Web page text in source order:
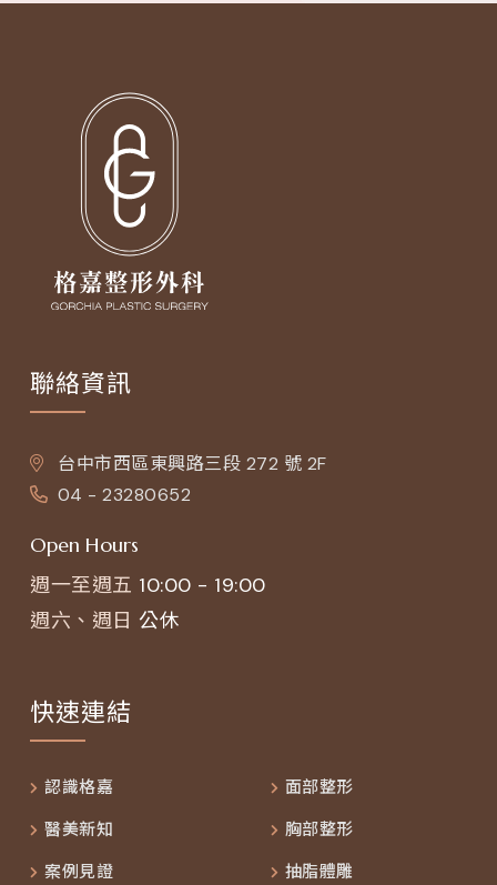
聯絡資訊
台中市西區東興路三段 272 號 2F
04 - 23280652
Open Hours
週一至週五 10:00 - 19:00
週六、週日 公休
快速連結
認識格嘉
醫美新知
案例見證
面部整形
胸部整形
抽脂體雕